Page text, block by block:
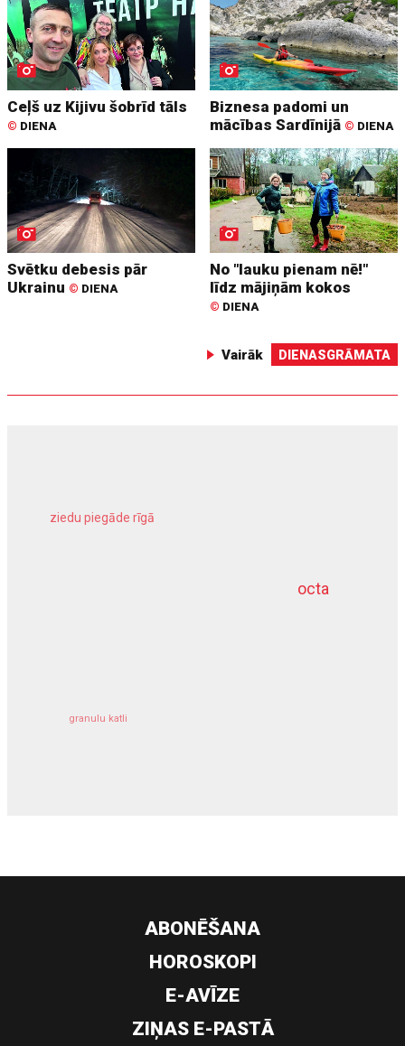
Ceļš uz Kijivu šobrīd tāls
© DIENA
Biznesa padomi un
mācības Sardīnijā © DIENA
Svētku debesis pār
Ukrainu © DIENA
No "lauku pienam nē!"
līdz mājiņām kokos
© DIENA
Vairāk DIENASGRĀMATA
octa
ziedu piegāde rīgā
granulu katli
dziļurbums
ABONĒŠANA
HOROSKOPI
E-AVĪZE
ZIŅAS E-PASTĀ